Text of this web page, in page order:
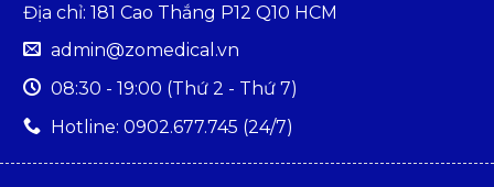
Địa chỉ: 181 Cao Thắng P12 Q10 HCM
admin@zomedical.vn
08:30 - 19:00 (Thứ 2 - Thứ 7)
Hotline: 0902.677.745 (24/7)